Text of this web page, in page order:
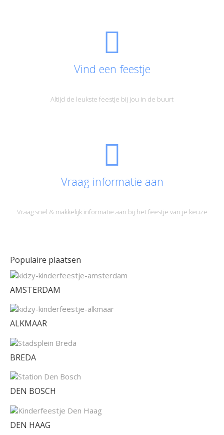
Vind een feestje
Altijd de leukste feestje bij jou in de buurt
Vraag informatie aan
Vraag snel & makkelijk informatie aan bij het feestje van je keuze
Populaire plaatsen
AMSTERDAM
ALKMAAR
BREDA
DEN BOSCH
DEN HAAG